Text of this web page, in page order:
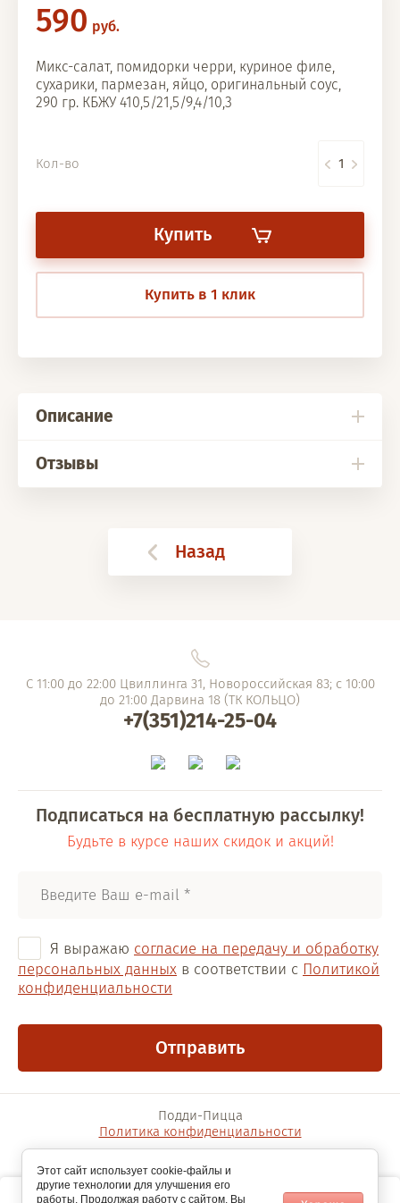
Этот сайт использует файлы cookie и метаданные. Продолжая
590 руб.
Микс-салат, помидорки черри, куриное филе,
сухарики, пармезан, яйцо, оригинальный соус,
290 гр. КБЖУ 410,5/21,5/9,4/10,3
Кол-во
Купить
Купить в 1 клик
Описание
Отзывы
Назад
С 11:00 до 22:00 Цвиллинга 31, Новороссийская 83; с 10:00
до 21:00 Дарвина 18 (ТК КОЛЬЦО)
+7(351)214-25-04
Подписаться на бесплатную рассылку!
Будьте в курсе наших скидок и акций!
Я выражаю согласие на передачу и обработку
персональных данных в соответствии с Политикой
конфиденциальности
Отправить
Подди-Пицца
Политика конфиденциальности
Этот сайт использует cookie-файлы и
другие технологии для улучшения его
работы. Продолжая работу с сайтом, Вы